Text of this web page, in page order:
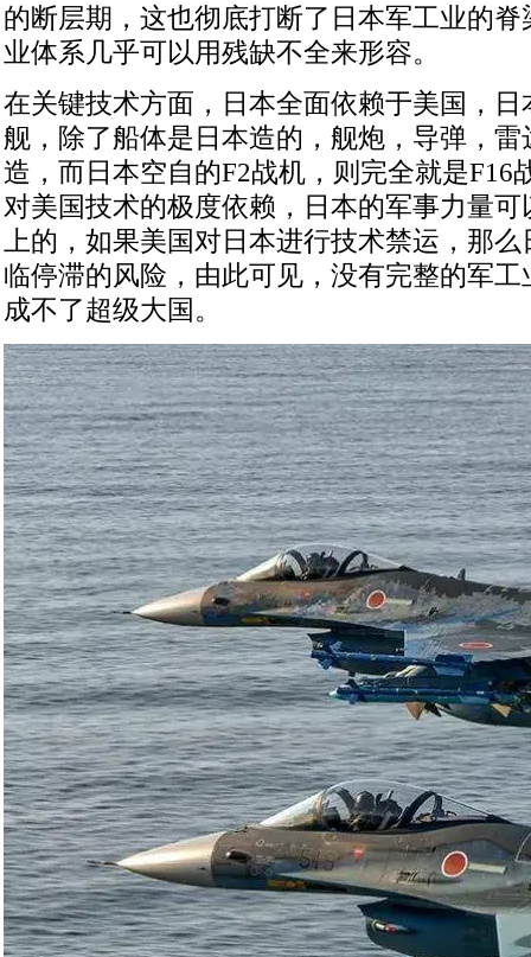
的断层期，这也彻底打断了日本军工业的
业体系几乎可以用残缺不全来形容。
在关键技术方面，日本全面依赖于美国，
舰，除了船体是日本造的，舰炮，导弹，
造，而日本空自的F2战机，则完全就是F16
对美国技术的极度依赖，日本的军事力量
上的，如果美国对日本进行技术禁运，那
临停滞的风险，由此可见，没有完整的军
成不了超级大国。